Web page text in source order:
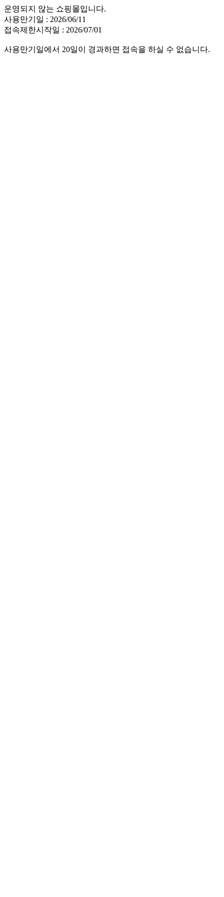
운영되지 않는 쇼핑몰입니다.
사용만기일 : 2026/06/11
접속제한시작일 : 2026/07/01
사용만기일에서 20일이 경과하면 접속을 하실 수 없습니다.